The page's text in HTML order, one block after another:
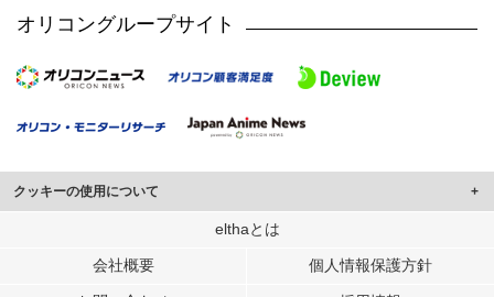
オリコングループサイト
クッキーの使用について
このサイトでは Cookie を使用して、ユーザーに合わせたコンテンツや広告の
行っています。
elthaとは
会社概要 個人情報保護方針